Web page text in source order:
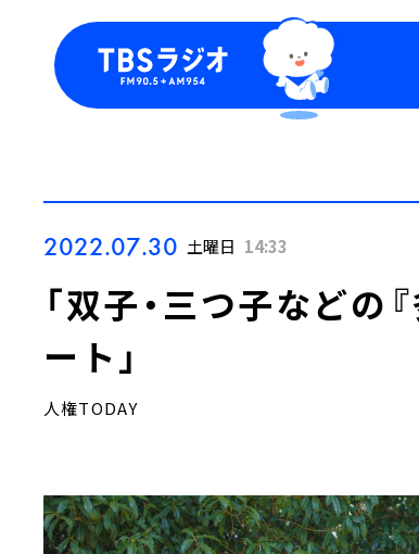
2022.07.30 土曜日 14:33
「双子・三つ子などの
ート」
人権TODAY